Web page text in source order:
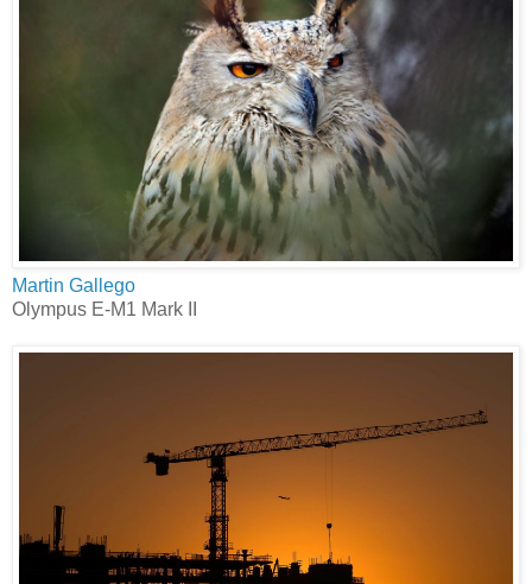
Martin Gallego
Olympus E-M1 Mark II